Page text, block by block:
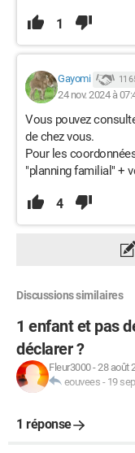
1
Gayomi 11
24 nov. 2024 à
Vous pouvez
de chez vous.
Pour les
"planning familial" +
4
Discussions similaires
1 enfant et pas
déclarer ?
Fleur3000-28 août
eouvees - 19
1 réponse